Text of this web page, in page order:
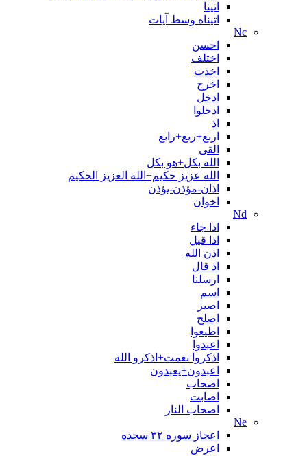
اتينا
اتیناه وسط آیات
Nc
احسن
اختلف
اخذت
اخرج
ادخل
ادخلوا
اذ
اربع+ربع+رابع
القی
الله بکل+هو بکل
الله عزیز حکیم+الله العزیز الحکیم
اذان-مؤذن-يؤذن
اخوان
Nd
اذا جاء
اذا قیل
اذن الله
اذ قال
ارسلنا
اسم
اصبر
اصلح
اطیعوا
اعبدوا
اذکروا نعمت+اذکرو الله
اعبدون+یعبدون
اصحاب
اصابت
اصحاب النار
Ne
اعجاز سوره ۳۲ سجده
اعرض